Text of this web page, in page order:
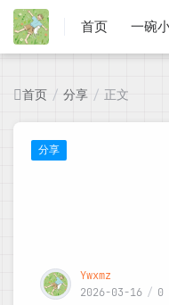
首页 一碗
首页 / 分享 / 正文
分享
Ywxmz
2026-03-16 / 0